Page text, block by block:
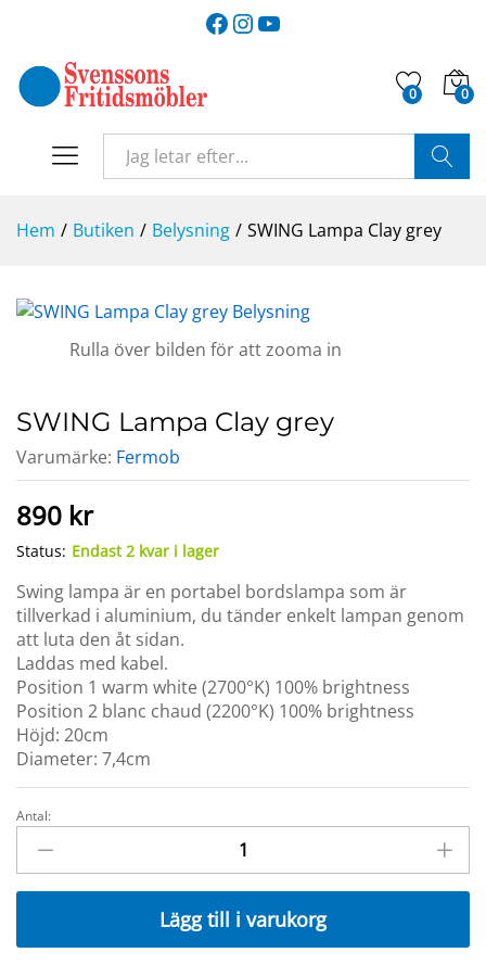
Facebook
Instagram
YouTube
0 0
Hem / Butiken / Belysning / SWING Lampa Clay grey
Rulla över bilden för att zooma in
SWING Lampa Clay grey
Varumärke: Fermob
890 kr
Status: Endast 2 kvar i lager
Swing lampa är en portabel bordslampa som är
tillverkad i aluminium, du tänder enkelt lampan genom
att luta den åt sidan.
Laddas med kabel.
Position 1 warm white (2700°K) 100% brightness
Position 2 blanc chaud (2200°K) 100% brightness
Höjd: 20cm
Diameter: 7,4cm
SWING
Lampa
Clay
Antal:
Lägg till i varukorg